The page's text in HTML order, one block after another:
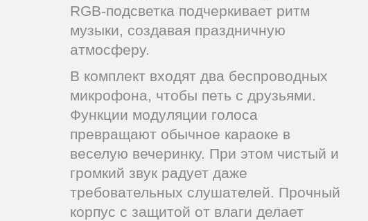
RGB-подсветка подчеркивает ритм
музыки, создавая праздничную
атмосферу.
В комплект входят два беспроводных
микрофона, чтобы петь с друзьями.
Функции модуляции голоса
превращают обычное караоке в
веселую вечеринку. При этом чистый и
громкий звук радует даже
требовательных слушателей. Прочный
корпус с защитой от влаги делает